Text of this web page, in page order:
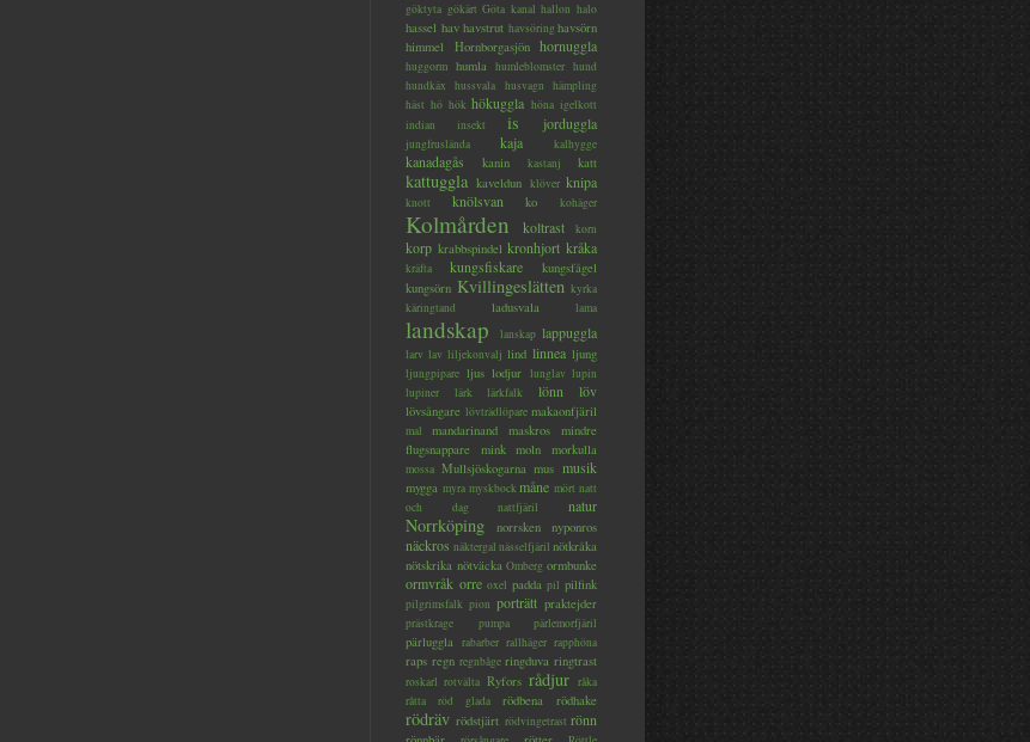
göktyta gökärt Göta kanal hallon halo
hassel hav havstrut havsöring havsörn
himmel
Hornborgasjön hornuggla
huggorm humla humleblomster hund
hundkäx
hussvala husvagn
hämpling
häst hö hök hökuggla höna igelkott
indian
insekt is jorduggla
jungfruslända kaja kalhygge
kanadagås kanin kastanj katt
kattuggla kaveldun klöver knipa
knott knölsvan ko kohäger
Kolmården koltrast korn
korp krabbspindel kronhjort kråka
kräfta kungsfiskare
kungsfågel
kungsörn Kvillingeslätten kyrka
käringtand
ladusvala lama
landskap lanskap lappuggla
larv lav liljekonvalj lind linnea ljung
ljungpipare ljus lodjur lunglav lupin
lupiner
lärk lärkfalk lönn löv
lövsångare lövträdlöpare makaonfjäril
mal mandarinand maskros
mindre
flugsnappare
mink moln morkulla
mossa Mullsjöskogarna mus musik
mygga myra myskbock måne mört natt
och dag
nattfjäril natur
Norrköping norrsken nyponros
näckros näktergal nässelfjäril nötkråka
nötskrika nötväcka Omberg ormbunke
ormvråk orre oxel padda pil pilfink
pilgrimsfalk pion porträtt praktejder
prästkrage pumpa pärlemorfjäril
pärluggla rabarber rallhäger rapphöna
raps regn regnbåge ringduva ringtrast
roskarl rotvälta Ryfors rådjur råka
råtta
röd glada rödbena rödhake
rödräv rödstjärt rödvingetrast rönn